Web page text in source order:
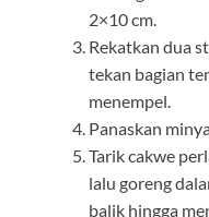
2×10 cm.
Rekatkan dua
tekan bagian
menempel.
Panaskan
Tarik cakwe
lalu goreng
balik hingga